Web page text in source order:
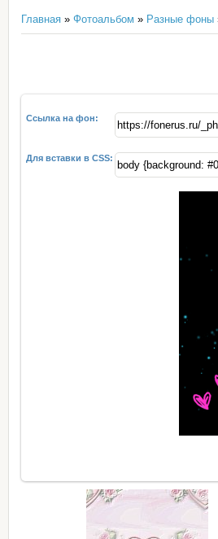
Главная » Фотоальбом » Разные фоны
Ссылка на фон:
Для вставки в CSS: